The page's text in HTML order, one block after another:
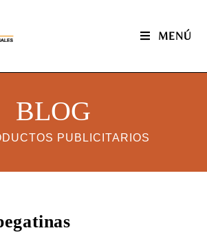
MENÚ
BLOG
PUBLICITARIOS